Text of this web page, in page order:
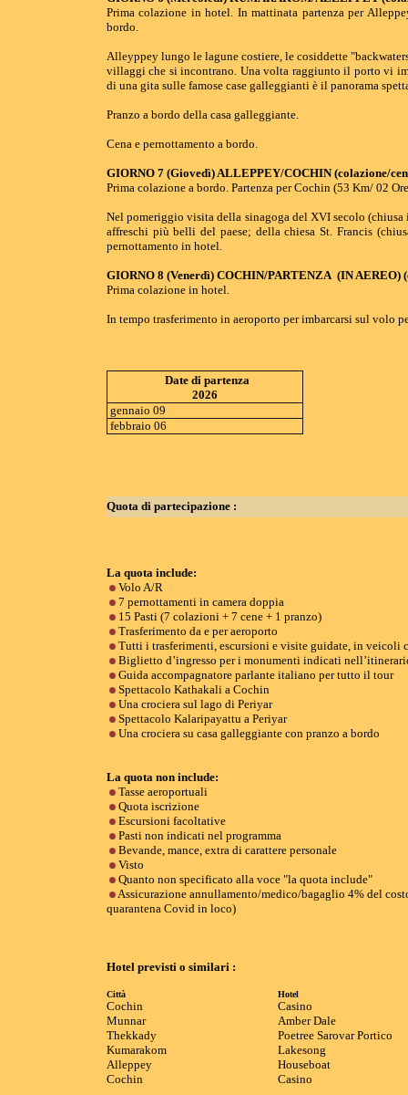
Prima colazione in hotel. In mattinata partenza per
bordo.
Alleyppey lungo le lagune costiere, le cosiddette
villaggi che si incontrano. Una volta raggiunto il porto vi
di una gita sulle famose case galleggianti è il panorama
Pranzo a bordo della casa galleggiante.
Cena e pernottamento a bordo.
GIORNO 7 (Giovedì) ALLEPPEY/COCHIN (colazione/
Prima colazione a bordo. Partenza per Cochin (53 Km/ 02
Nel pomeriggio visita della sinagoga del XVI secolo
affreschi più belli del paese; della chiesa St. Francis
pernottamento in hotel.
GIORNO 8 (Venerdì) COCHIN/PARTENZA (IN AEREO)
Prima colazione in hotel.
In tempo trasferimento in aeroporto per imbarcarsi sul volo
Date di partenza
2026
gennaio 09
febbraio 06
Quota di partecipazione :
La quota include:
Volo A/R
7 pernottamenti in camera doppia
15 Pasti (7 colazioni + 7 cene + 1 pranzo)
Trasferimento da e per aeroporto
Tutti i trasferimenti, escursioni e visite guidate, in veicoli
Biglietto d’ingresso per i monumenti indicati
Guida accompagnatore parlante italiano per tutto il tour
Spettacolo Kathakali a Cochin
Una crociera sul lago di Periyar
Spettacolo Kalaripayattu a Periyar
Una crociera su casa galleggiante con pranzo a bordo
La quota non include:
Tasse aeroportuali
Quota iscrizione
Escursioni facoltative
Pasti non indicati nel programma
Bevande, mance, extra di carattere personale
Visto
Quanto non specificato alla voce "la quota include"
Assicurazione annullamento/medico/bagaglio 4% del
quarantena Covid in loco)
Hotel previsti o similari :
Città Hotel
Cochin
Casino
Munnar
Amber Dale
Thekkady
Poetree Sarovar Portico
Kumarakom
Lakesong
Alleppey
Houseboat
Cochin
Casino